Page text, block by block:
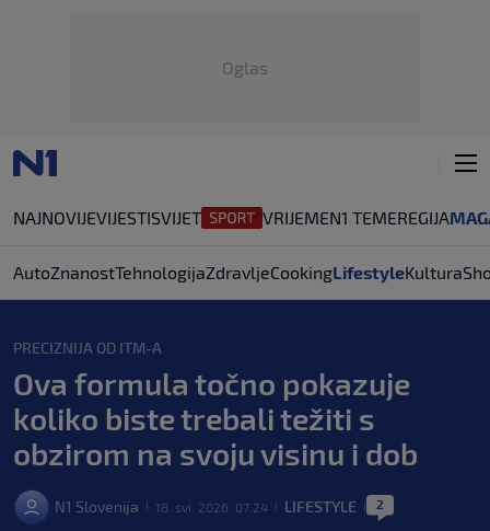
Oglas
NAJNOVIJEVIJESTISVIJET VRIJEMEN1 TEMEREGIJA
AutoZnanostTehnologijaZdravljeCookingLifestyleKultura
PRECIZNIJA OD ITM-A
Ova formula točno pokazuje
koliko biste trebali težiti s
obzirom na svoju visinu i dob
N1 Slovenija 18. svi. 2026. 07:24 LIFESTYLE 2